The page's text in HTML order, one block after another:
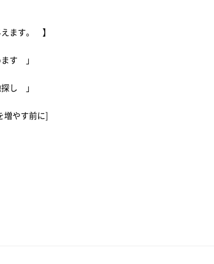
えます。 】
ます 」
探し 」
やす前に]